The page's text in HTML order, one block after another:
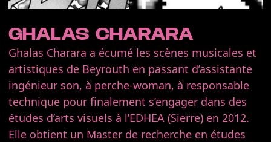
GHALAS CHARARA
Ghalas Charara a écumé les scènes musicales et
artistiques de Beyrouth en passant d’assistante
ingénieur son, à perche-woman, à responsable
technique pour finalement s’engager dans des
études d’arts visuels à l’EDHEA (Sierre) en 2012.
Elle obtient un Master de recherche en études